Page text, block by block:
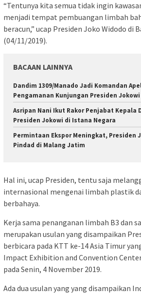
“Tentunya kita semua tidak ingin
menjadi tempat pembuangan limbah
beracun,” ucap Presiden Joko Widodo di
(04/11/2019).
BACAAN LAINNYA
Dandim 1309/Manado Jadi Komandan
Pengamanan Kunjungan Presiden Jokowi
Asripan Nani Ikut Rakor Penjabat Kepala
Presiden Jokowi di Istana Negara
Permintaan Ekspor Meningkat, Presiden
Pindad di Malang Jatim
Hal ini, ucap Presiden, tentu saja
internasional mengenai limbah plastik
berbahaya.
Kerja sama penanganan limbah B3 dan
merupakan usulan yang disampaikan
berbicara pada KTT ke-14 Asia Timur
Impact Exhibition and Convention
pada Senin, 4 November 2019.
Ada dua usulan yang yang disampaikan